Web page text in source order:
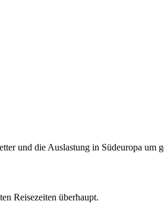
und die Auslastung in Südeuropa um
Reisezeiten überhaupt.